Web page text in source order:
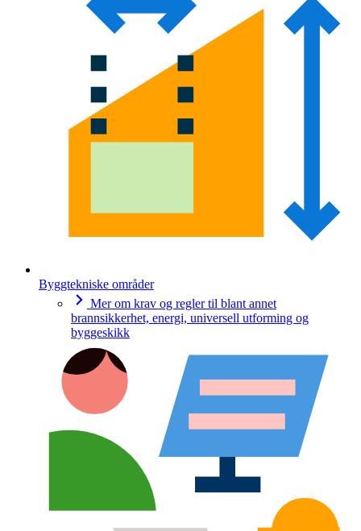
Byggtekniske områder
Mer om krav og regler til blant annet
brannsikkerhet, energi, universell utforming og
byggeskikk